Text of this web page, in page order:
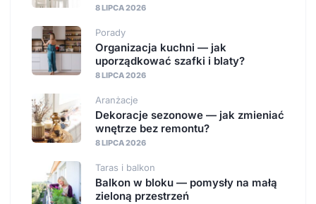
8 LIPCA 2026
Porady
Organizacja kuchni — jak
uporządkować szafki i blaty?
8 LIPCA 2026
Aranżacje
Dekoracje sezonowe — jak zmieniać
wnętrze bez remontu?
8 LIPCA 2026
Taras i balkon
Balkon w bloku — pomysły na małą
zieloną przestrzeń